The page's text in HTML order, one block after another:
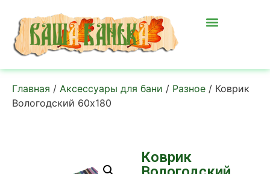
Главная / Аксессуары для бани / Разное / Коврик
Вологодский 60х180
Коврик